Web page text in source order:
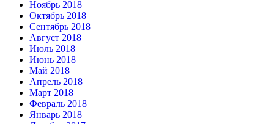
Ноябрь 2018
Октябрь 2018
Сентябрь 2018
Август 2018
Июль 2018
Июнь 2018
Май 2018
Апрель 2018
Март 2018
Февраль 2018
Январь 2018